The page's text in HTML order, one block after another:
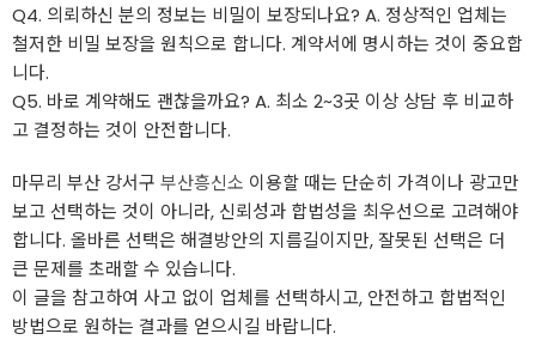
Q4. 의뢰하신 분의 정보는 비밀이 보장되나요? A. 정상적인 업체는
철저한 비밀 보장을 원칙으로 합니다. 계약서에 명시하는 것이 중요합
니다.
Q5. 바로 계약해도 괜찮을까요? A. 최소 2~3곳 이상 상담 후 비교하
고 결정하는 것이 안전합니다.
마무리 부산 강서구 부산흥신소 이용할 때는 단순히 가격이나 광고만
보고 선택하는 것이 아니라, 신뢰성과 합법성을 최우선으로 고려해야
합니다. 올바른 선택은 해결방안의 지름길이지만, 잘못된 선택은 더
큰 문제를 초래할 수 있습니다.
이 글을 참고하여 사고 없이 업체를 선택하시고, 안전하고 합법적인
방법으로 원하는 결과를 얻으시길 바랍니다.